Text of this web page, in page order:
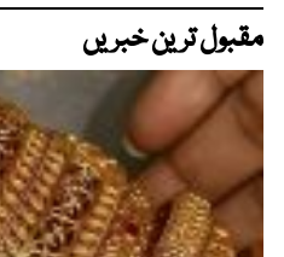
مقبول ترین خبریں